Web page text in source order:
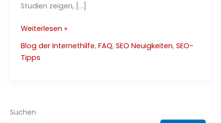
Studien zeigen, […]
KI
Suchmaschinen
–
Weiterlesen »
Blog der Internethilfe, FAQ, SEO Neuigkeiten, SEO-
Tipps
Suchen